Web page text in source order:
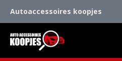
Autoaccessoires koopjes